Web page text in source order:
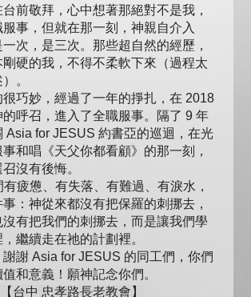
前敬拜，心中想著那絕對不是我，
事，但就在那一刻，神親自介入
次，是三次。那些超自然的經歷，
硬的我，不得不柔軟下來（過程太
。
巧妙，經過了一年的掙扎，在 2018
呼召，進入了全職服事。隔了 9 年
Asia for JESUS 約書亞的巡迴，在光
和唱《天父你都看顧》的那一刻，
沒有後悔。
有疲憊、有失落、有難過、有淚水，
：神從來都沒有把保羅的刺挪去，
有把我們的刺挪去，而是讓我們學
繼續走在祂的計劃裡。
謝 Asia for JESUS 的同工們，你們
和意義！願神記念你們。
【台中 忠孝路長老教會】